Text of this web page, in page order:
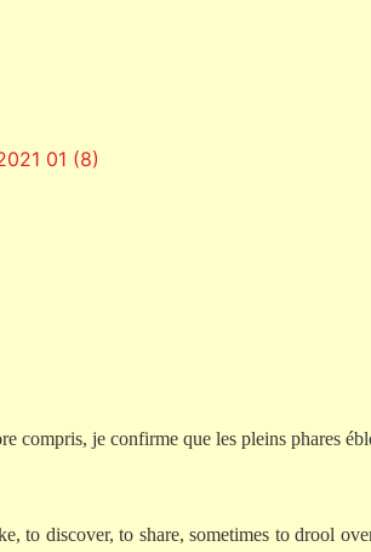
compris, je confirme que les pleins phares
to discover, to share, sometimes to drool